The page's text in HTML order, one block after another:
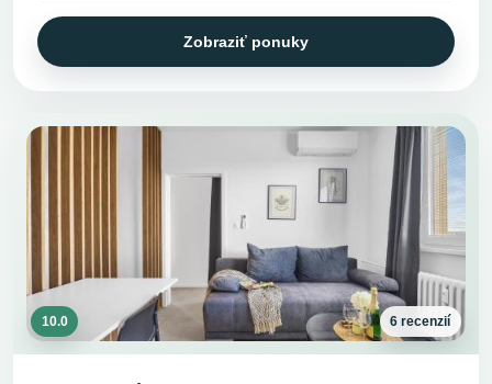
Zobraziť ponuky
10.0 6 recenzií